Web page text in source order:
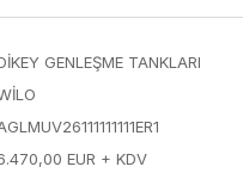
GENLEŞME TANKLARI
EUR + KDV